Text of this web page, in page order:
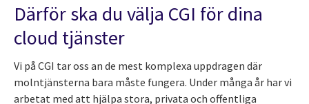
Därför ska du välja CGI för dina
cloud tjänster
Vi på CGI tar oss an de mest komplexa uppdragen där
molntjänsterna bara måste fungera. Under många år har vi
arbetat med att hjälpa stora, privata och offentliga